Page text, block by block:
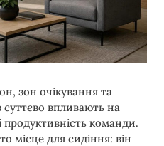
зон очікування та
суттєво впливають на
продуктивність команди.
місце для сидіння: він